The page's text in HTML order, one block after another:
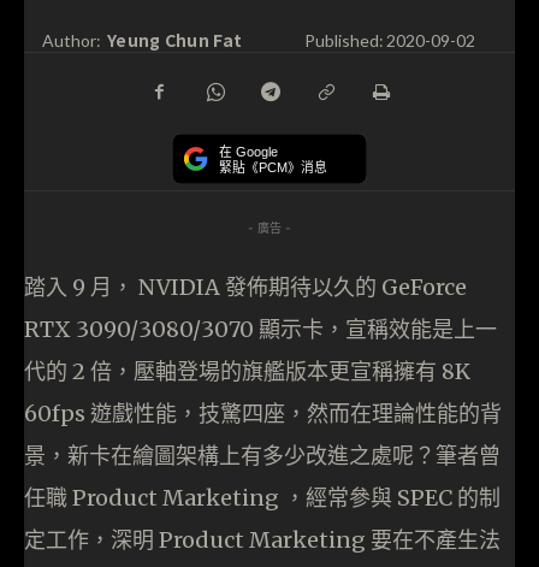
Author: Yeung Chun Fat Published: 2020-09-02
在 Google
緊貼《PCM》消息
- 廣告 -
踏入 9 月， NVIDIA 發佈期待以久的 GeForce
RTX 3090/3080/3070 顯示卡，宣稱效能是上一
代的 2 倍，壓軸登場的旗艦版本更宣稱擁有 8K
60fps 遊戲性能，技驚四座，然而在理論性能的背
景，新卡在繪圖架構上有多少改進之處呢？筆者曾
任職 Product Marketing ，經常參與 SPEC 的制
定工作，深明 Product Marketing 要在不產生法